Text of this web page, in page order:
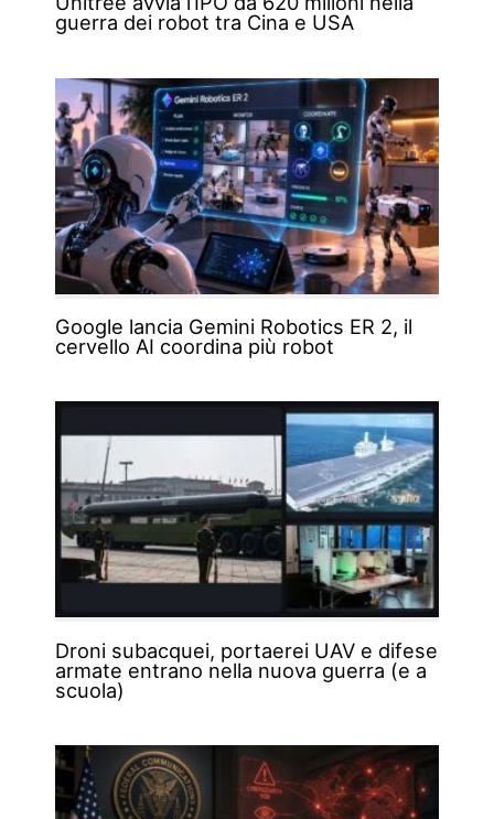
guerra dei robot tra Cina e USA
Google lancia Gemini Robotics ER 2, il
cervello AI coordina più robot
Droni subacquei, portaerei UAV e difese
armate entrano nella nuova guerra (e a
scuola)